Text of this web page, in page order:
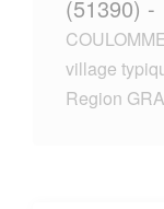
(51390) -
village
Region